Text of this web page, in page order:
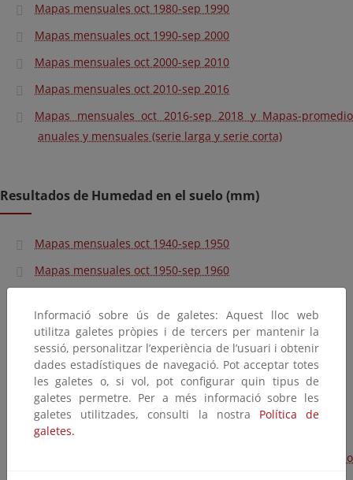
Mapas mensuales oct 1980-sep 1990
Mapas mensuales oct 1990-sep 2000
Mapas mensuales oct 2000-sep 2010
Mapas mensuales oct 2010-sep 2016
Mapas mensuales oct 2016-sep 2018 y Mapas-promedio
anuales y mensuales (serie larga y serie corta)
Resultados de Humedad en el suelo (mm)
Mapas mensuales oct 1940-sep 1950
Mapas mensuales oct 1950-sep 1960
Mapas mensuales oct 1970-sep 1980
Mapas mensuales oct 1980-sep 1990
Mapas mensuales oct 1990-sep 2000
Mapas mensuales oct 2000-sep 2010
Mapas mensuales oct 2010-sep 2016
Mapas mensuales oct 2016-sep 2018 y Mapas-promedio
Informació sobre ús de galetes: Aquest lloc web
utilitza galetes pròpies i de tercers per mantenir la
sessió, personalitzar l’experiència de l’usuari i obtenir
dades estadístiques de navegació. Pot acceptar totes
les galetes o, si vol, pot configurar quin tipus de
galetes permetre. Per a més informació sobre les
galetes utilitzades, consulti la nostra Política de
galetes.